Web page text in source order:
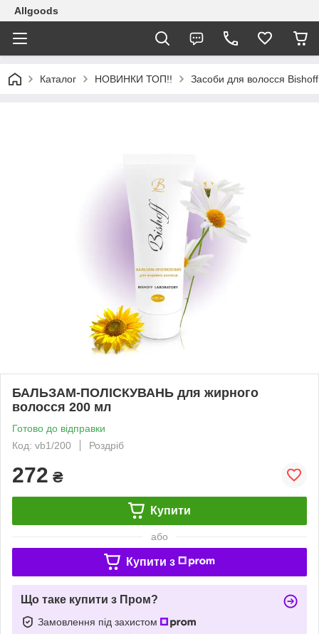
Allgoods
Каталог НОВИНКИ ТОП!! Засоби для волосся Bishoff
БАЛЬЗАМ-ПОЛІСКУВАНЬ для жирного
волосся 200 мл
Готово до відправки
Код: vb1/200
Роздріб
272 ₴
Купити
або
Купити з
Що таке купити з Пром?
Замовлення під захистом